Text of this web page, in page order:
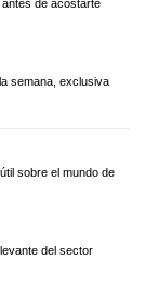
de acostarte
semana, exclusiva
sobre el mundo de
del sector